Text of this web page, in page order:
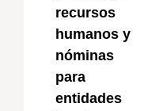
recursos
humanos y
nóminas
para
entidades